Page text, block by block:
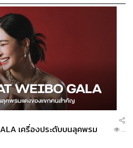
เครื่องประดับบนลุคพรม
...